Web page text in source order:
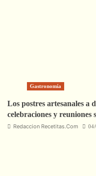
Gastronomía
Los postres artesanales a
celebraciones y reuniones
Redaccion Recetitas.Com